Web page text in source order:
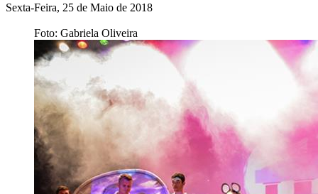
Sexta-Feira, 25 de Maio de 2018
Foto: Gabriela Oliveira